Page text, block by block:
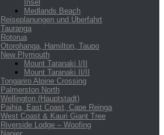
Insel
Medlands Beach
Reiseplanungen und Überfahrt
Tauranga
Rotorua
Otorohanga, Hamilton, Taupo
New Plymouth
Mount Taranaki I/II
Mount Taranaki II/II
Tongariro Alpine Crossing
Palmerston North
Wellington (Hauptstadt)
Paihia, East Coast, Cape Reinga
West Coast & Kauri Giant Tree
Riverside Lodge – Woofing